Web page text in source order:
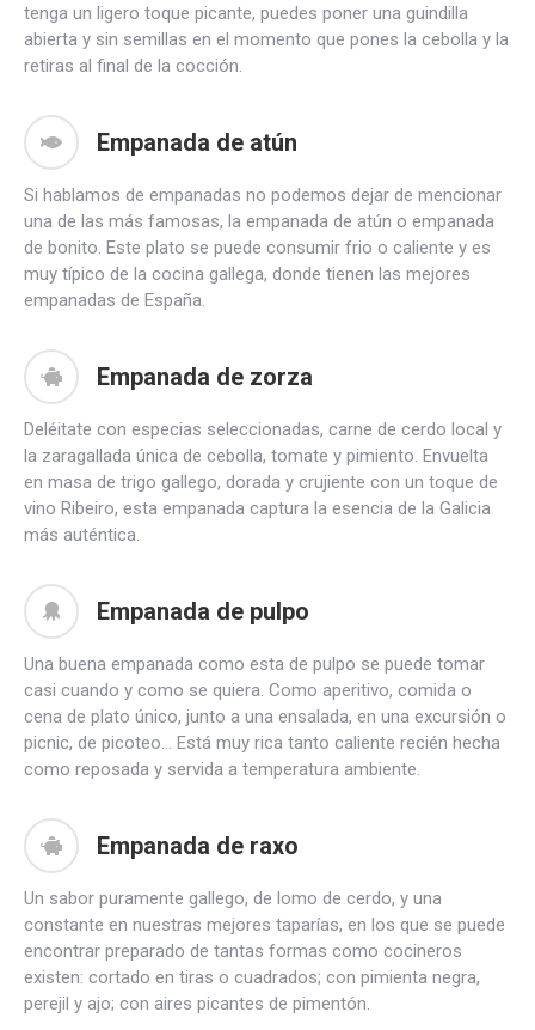
tenga un ligero toque picante, puedes poner una guindilla
abierta y sin semillas en el momento que pones la cebolla y la
retiras al final de la cocción.
Empanada de atún
Si hablamos de empanadas no podemos dejar de mencionar
una de las más famosas, la empanada de atún o empanada
de bonito. Este plato se puede consumir frio o caliente y es
muy típico de la cocina gallega, donde tienen las mejores
empanadas de España.
Empanada de zorza
Deléitate con especias seleccionadas, carne de cerdo local y
la zaragallada única de cebolla, tomate y pimiento. Envuelta
en masa de trigo gallego, dorada y crujiente con un toque de
vino Ribeiro, esta empanada captura la esencia de la Galicia
más auténtica.
Empanada de pulpo
Una buena empanada como esta de pulpo se puede tomar
casi cuando y como se quiera. Como aperitivo, comida o
cena de plato único, junto a una ensalada, en una excursión o
picnic, de picoteo... Está muy rica tanto caliente recién hecha
como reposada y servida a temperatura ambiente.
Empanada de raxo
Un sabor puramente gallego, de lomo de cerdo, y una
constante en nuestras mejores taparías, en los que se puede
encontrar preparado de tantas formas como cocineros
existen: cortado en tiras o cuadrados; con pimienta negra,
perejil y ajo; con aires picantes de pimentón.